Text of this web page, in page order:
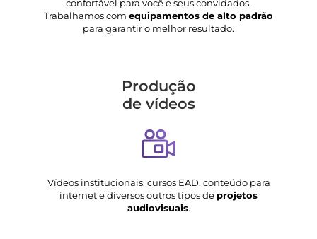
confortável para você e seus convidados.
Trabalhamos com equipamentos de alto padrão
para garantir o melhor resultado.
Produção
de vídeos
Vídeos institucionais, cursos EAD, conteúdo para
internet e diversos outros tipos de projetos
audiovisuais.